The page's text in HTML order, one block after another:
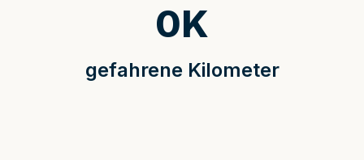
gefahrene Kilometer
0K